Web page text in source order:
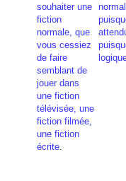
souhaiter une
fiction
normale, que
vous cessiez
de faire
semblant de
jouer dans
une fiction
télévisée, une
fiction filmée,
une fiction
écrite.